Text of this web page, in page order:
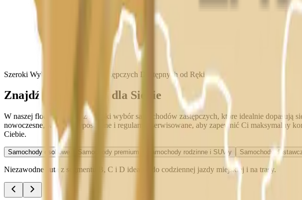
Szeroki Wybór Samochodów Zastępczych Dostępnych od Ręki
Znajdź Idealne Auto dla Siebie
W naszej flocie znajdziesz szeroki wybór samochodów zastępczych, które idealnie dopasują
nowoczesne, w pełni wyposażone i regularnie serwisowane, aby zapewnić Ci maksymalny
Ciebie.
Samochody osobowe Samochody premium Samochody rodzinne i SUV-y Samochody
Niezawodne auta z segmentu B, C i D idealne do codziennej jazdy miejskiej i na trasy.